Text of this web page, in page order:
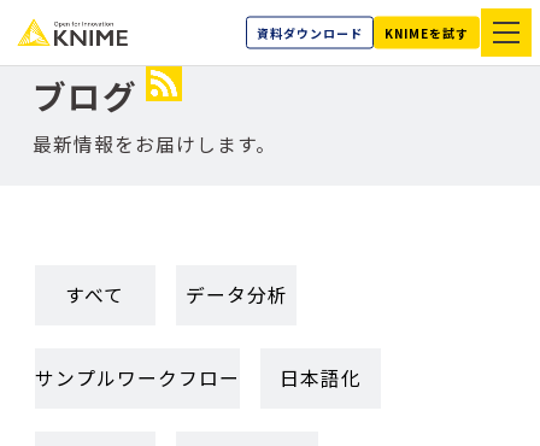
資料ダウンロード KNIMEを試す
ブログ
最新情報をお届けします。
すべて データ分析
サンプルワークフロー 日本語化